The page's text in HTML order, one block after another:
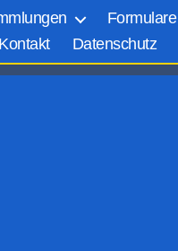
Formulare
Kontakt
Datenschutz